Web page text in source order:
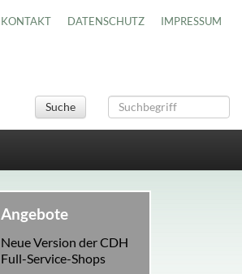
IMPRESSUM
DATENSCHUTZ
KONTAKT
Suche
Angebote
Neue Version der CDH
Full-Service-Shops